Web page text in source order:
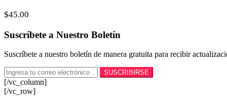
$45.00
Suscríbete a Nuestro Boletín
Suscríbete a nuestro boletín de manera gratuita para recibir
[/vc_column]
[/vc_row]